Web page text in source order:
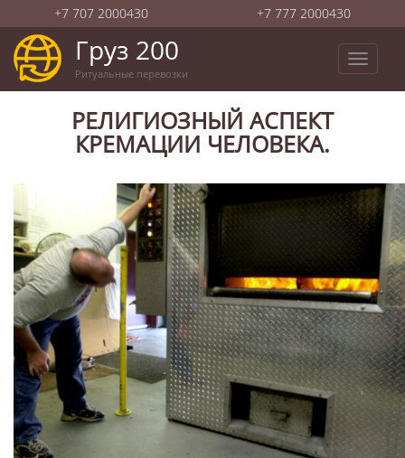
+7 707 2000430 +7 777 2000430
Toggle
Груз 200
Ритуальные перевозки
РЕЛИГИОЗНЫЙ АСПЕКТ